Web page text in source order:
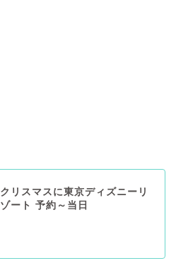
クリスマスに東京ディズニーリ
ゾート 予約～当日